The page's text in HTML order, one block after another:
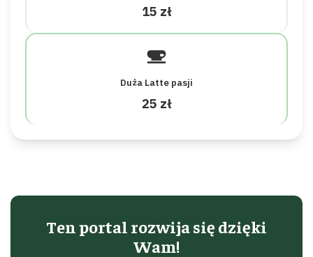
15 zł
Duża Latte pasji
25 zł
Ten portal rozwija się dzięki
Wam!